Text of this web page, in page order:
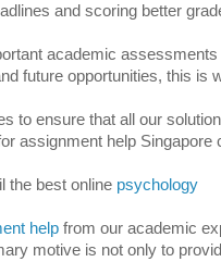
and scoring better
academic
future opportunities, this is
to ensure that all our
assignment help Singapore
the best online psychology
help from our academic
motive is not only to